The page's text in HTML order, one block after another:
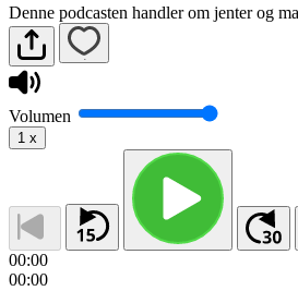
Denne podcasten handler om jenter og
Volumen
1 x
00:00
00:00